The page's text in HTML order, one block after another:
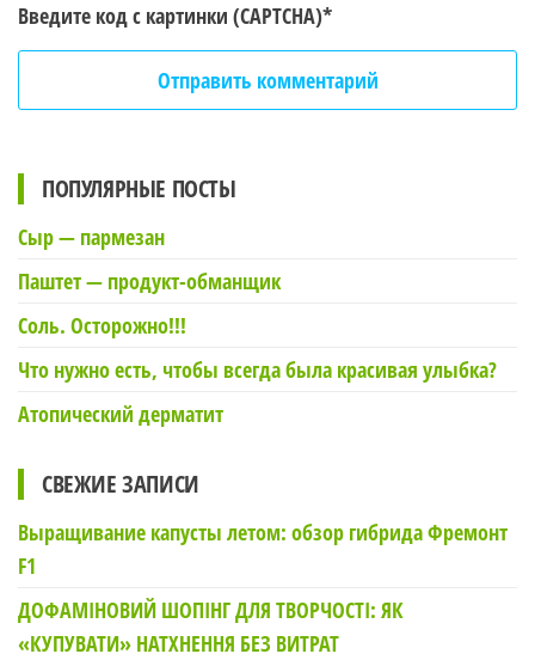
Введите код с картинки (CAPTCHA)*
ПОПУЛЯРНЫЕ ПОСТЫ
Сыр — пармезан
Паштет — продукт-обманщик
Соль. Осторожно!!!
Что нужно есть, чтобы всегда была красивая улыбка?
Атопический дерматит
СВЕЖИЕ ЗАПИСИ
Выращивание капусты летом: обзор гибрида Фремонт
F1
ДОФАМІНОВИЙ ШОПІНГ ДЛЯ ТВОРЧОСТІ: ЯК
«КУПУВАТИ» НАТХНЕННЯ БЕЗ ВИТРАТ